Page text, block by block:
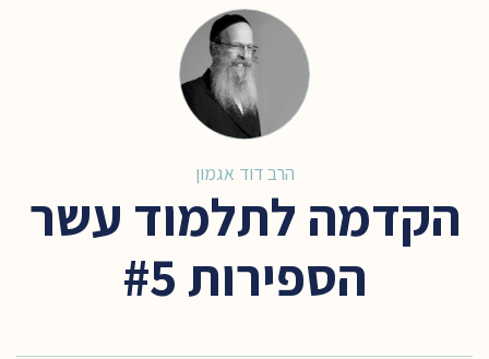
הרב דוד אגמון
הקדמה לתלמוד עשר
הספירות #5